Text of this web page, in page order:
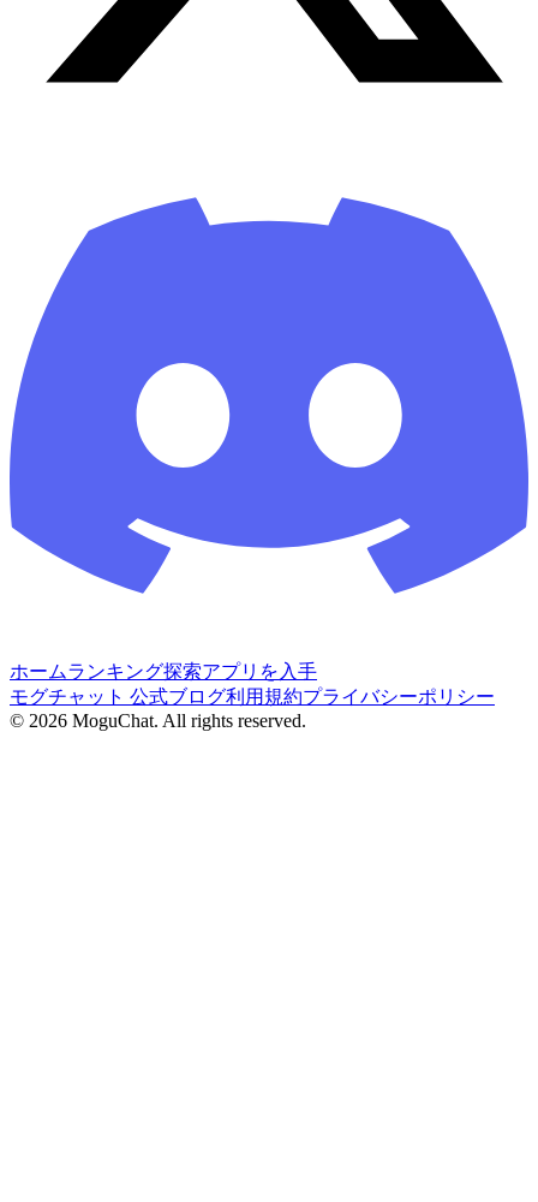
ホームランキング探索アプリを入手
モグチャット 公式ブログ利用規約プライバシーポリシー
© 2026 MoguChat. All rights reserved.